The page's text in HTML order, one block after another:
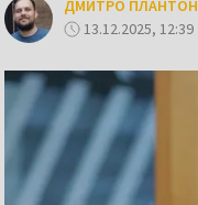
ДМИТРО ПЛАНТОН
13.12.2025, 12:39